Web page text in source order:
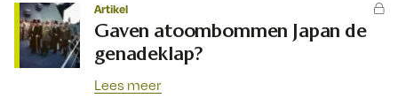
Artikel
Gaven atoombommen Japan de
genadeklap?
Lees meer